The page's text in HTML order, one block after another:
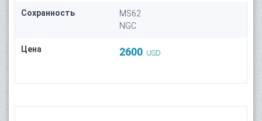
Сохранность
MS62
NGC
Цена 2600 USD